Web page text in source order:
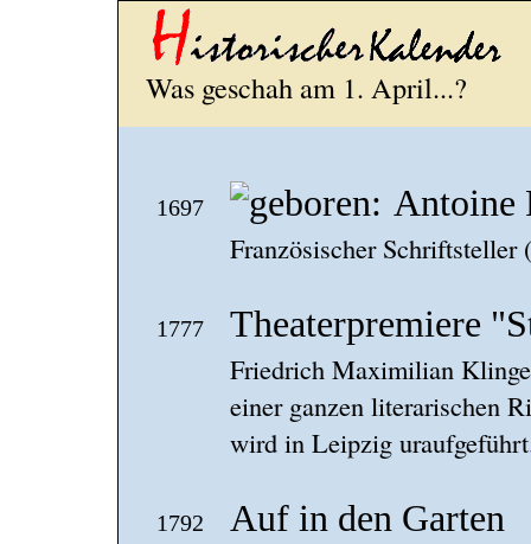
Was geschah am 1. April...?
1697 Antoine
Französischer
1777 Theaterpremiere
Friedrich Maximilian
einer ganzen literarischen
wird in Leipzig
1792 Auf in den Garten